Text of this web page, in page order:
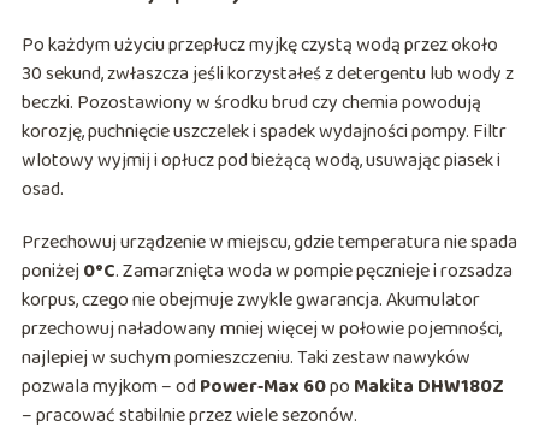
Po każdym użyciu przepłucz myjkę czystą wodą przez około
30 sekund, zwłaszcza jeśli korzystałeś z detergentu lub wody z
beczki. Pozostawiony w środku brud czy chemia powodują
korozję, puchnięcie uszczelek i spadek wydajności pompy. Filtr
wlotowy wyjmij i opłucz pod bieżącą wodą, usuwając piasek i
osad.
Przechowuj urządzenie w miejscu, gdzie temperatura nie spada
poniżej0°C. Zamarznięta woda w pompie pęcznieje i rozsadza
korpus, czego nie obejmuje zwykle gwarancja. Akumulator
przechowuj naładowany mniej więcej w połowie pojemności,
najlepiej w suchym pomieszczeniu. Taki zestaw nawyków
pozwala myjkom – od Power‑Max 60po Makita DHW180Z
– pracować stabilnie przez wiele sezonów.